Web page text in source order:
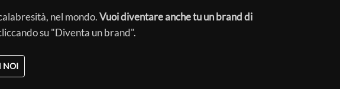
nel mondo.Vuoi diventare anche tu un brand di
su "Diventa un brand".
NOI